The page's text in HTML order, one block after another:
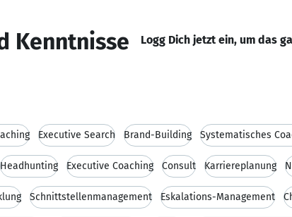
Kenntnisse Logg Dich jetzt ein, um das
Executive Search Brand-Building Systematisches
Headhunting Executive Coaching Consult Karriereplanung
Schnittstellenmanagement Eskalations-Management